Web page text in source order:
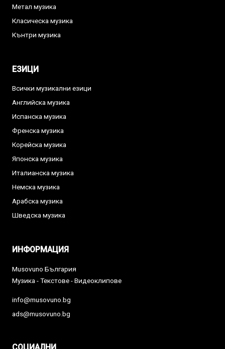
Метал музика
Класическа музика
Кънтри музика
ЕЗИЦИ
Всички музикални езици
Английска музика
Испанска музика
Френска музика
Корейска музика
Японска музика
Италианска музика
Немска музика
Арабска музика
Шведска музика
ИНФОРМАЦИЯ
Musovuno България
Музика - Текстове - Видеоклипове
info@musovuno.bg
ads@musovuno.bg